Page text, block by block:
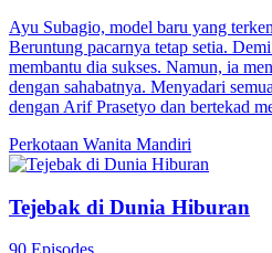
Ayu Subagio, model baru yang
Beruntung pacarnya tetap setia.
membantu dia sukses. Namun, ia
dengan sahabatnya. Menyadari
dengan Arif Prasetyo dan bertekad
Perkotaan Wanita Mandiri
Tejebak di Dunia Hiburan